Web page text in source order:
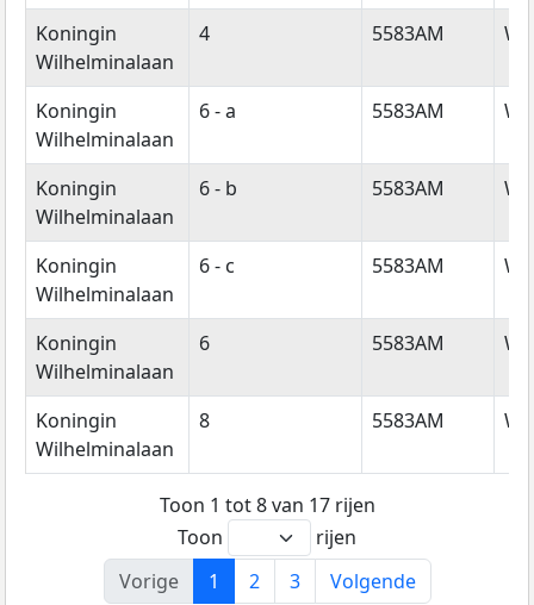
Koningin
Wilhelminalaan
4 5583AM
Koningin
Wilhelminalaan
6 - a 5583AM
Koningin
Wilhelminalaan
6 - b 5583AM
Koningin
Wilhelminalaan
6 - c 5583AM
Koningin
Wilhelminalaan
6 5583AM
Koningin
Wilhelminalaan
8 5583AM
Toon 1 tot 8 van 17 rijen
Toon
rijen
Vorige
1 2 3 Volgende